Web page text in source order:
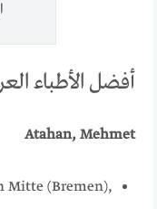
أفضل الأطباء
Atahan, Mehmet
Mitte (Bremen),